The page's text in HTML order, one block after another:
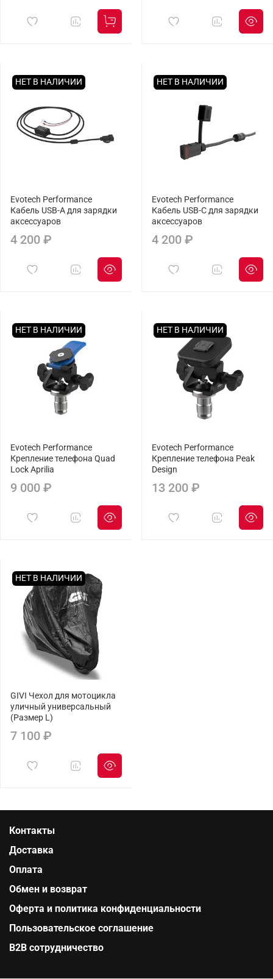
НЕТ В НАЛИЧИИ
Evotech Performance
Кабель USB-A для зарядки
аксессуаров
4 200 ₽
НЕТ В НАЛИЧИИ
Evotech Performance
Кабель USB-C для зарядки
аксессуаров
4 200 ₽
НЕТ В НАЛИЧИИ
Evotech Performance
Крепление телефона Quad
Lock Aprilia
9 000 ₽
НЕТ В НАЛИЧИИ
Evotech Performance
Крепление телефона Peak
Design
13 200 ₽
НЕТ В НАЛИЧИИ
GIVI Чехол для мотоцикла
уличный универсальный
(Размер L)
7 100 ₽
Контакты
Доставка
Оплата
Обмен и возврат
Оферта и политика конфиденциальности
Пользовательское соглашение
B2B сотрудничество